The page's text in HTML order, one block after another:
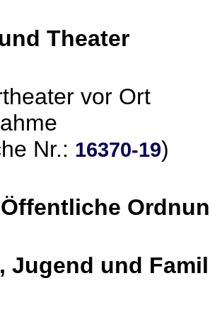
Theater
vor Ort
Nr.: 16370-19)
Jugend und